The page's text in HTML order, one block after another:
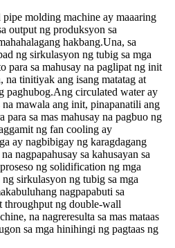
molding machine ay maaaring
output ng produksyon sa
hakbang.Una, sa
ng sirkulasyon ng tubig sa mga
para sa mahusay na paglipat ng init
na tinitiyak ang isang matatag at
paghubog.Ang circulated water ay
mawala ang init, pinapanatili ang
para sa mas mahusay na pagbuo ng
ng fan cooling ay
ay nagbibigay ng karagdagang
nagpapahusay sa kahusayan sa
ng solidification ng mga
sirkulasyon ng tubig sa mga
nagpapabuti sa
throughput ng double-wall
na nagreresulta sa mas mataas
sa mga hinihingi ng pagtaas ng